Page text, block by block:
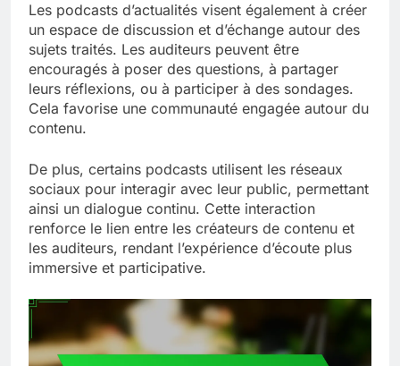
Les podcasts d’actualités visent également à créer
un espace de discussion et d’échange autour des
sujets traités. Les auditeurs peuvent être
encouragés à poser des questions, à partager
leurs réflexions, ou à participer à des sondages.
Cela favorise une communauté engagée autour du
contenu.
De plus, certains podcasts utilisent les réseaux
sociaux pour interagir avec leur public, permettant
ainsi un dialogue continu. Cette interaction
renforce le lien entre les créateurs de contenu et
les auditeurs, rendant l’expérience d’écoute plus
immersive et participative.